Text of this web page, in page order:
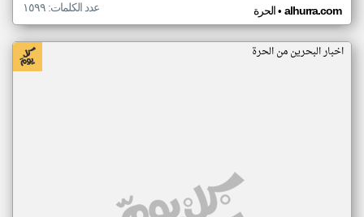
الحرة• alhurra.com عدد الكلمات: ١٥٩٩
اخبار البحرين من الحرة